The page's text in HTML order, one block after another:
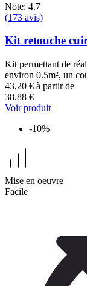
Note: 4.7
(173 avis)
Kit retouche
Kit permettant de
environ 0.5m², un
43,20 € à partir de
38,88 €
Voir produit
-10%
Mise en oeuvre
Facile